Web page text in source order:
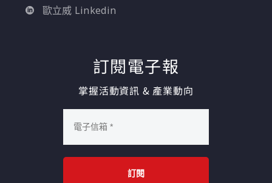
歐立威 Linkedin
訂閱電子報
掌握活動資訊 & 產業動向
訂閱